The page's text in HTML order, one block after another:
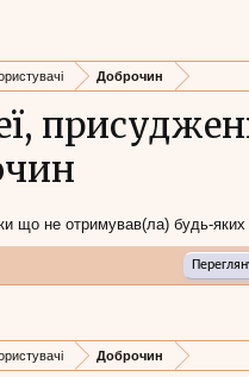
Доброчин
що не отримував(ла) будь-яких
Доброчин